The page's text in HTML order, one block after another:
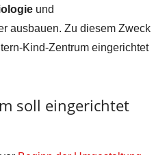
und
ausbauen. Zu diesem Zweck
Kind-Zentrum eingerichtet
soll eingerichtet